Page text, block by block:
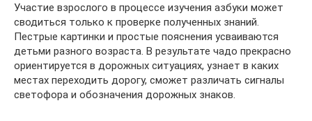
Участие взрослого в процессе изучения азбуки может
сводиться только к проверке полученных знаний.
Пестрые картинки и простые пояснения усваиваются
детьми разного возраста. В результате чадо прекрасно
ориентируется в дорожных ситуациях, узнает в каких
местах переходить дорогу, сможет различать сигналы
светофора и обозначения дорожных знаков.